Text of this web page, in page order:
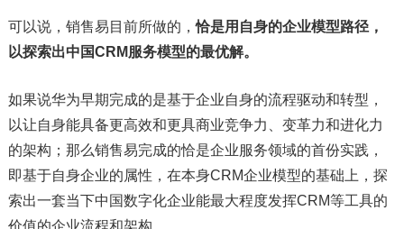
可以说，销售易目前所做的，恰是用自身的企业模型路径，
以探索出中国CRM服务模型的最优解。
如果说华为早期完成的是基于企业自身的流程驱动和转型，
以让自身能具备更高效和更具商业竞争力、变革力和进化力
的架构；那么销售易完成的恰是企业服务领域的首份实践，
即基于自身企业的属性，在本身CRM企业模型的基础上，探
索出一套当下中国数字化企业能最大程度发挥CRM等工具的